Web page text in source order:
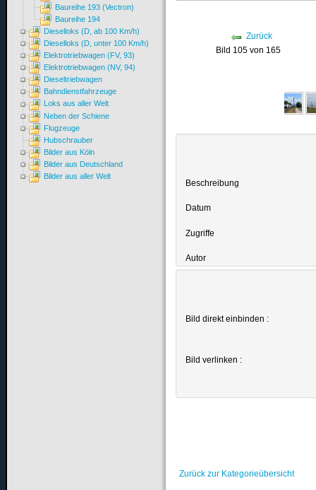
Zurück
Bild 105 von 165
Beschreibung
Datum
Zugriffe
Autor
Bild direkt einbinden :
Bild verlinken :
Zurück zur Kategorieübersicht
Baureihe 193 (Vectron)
Baureihe 194
Dieselloks (D, ab 100 Km/h)
Dieselloks (D, unter 100 Km/h)
Elektrotriebwagen (FV, 93)
Elektrotriebwagen (NV, 94)
Dieseltriebwagen
Bahndienstfahrzeuge
Loks aus aller Welt
Neben der Schiene
Flugzeuge
Hubschrauber
Bilder aus Köln
Bilder aus Deutschland
Bilder aus aller Welt